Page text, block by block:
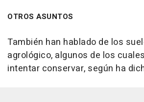
OTROS ASUNTOS
También han hablado de los
agrológico, algunos de los
intentar conservar, según ha